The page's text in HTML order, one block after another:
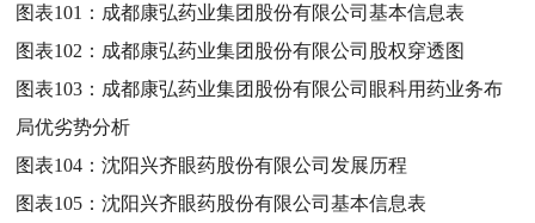
图表101： 成都康弘药业集团股份有限公司基本信息表
图表102： 成都康弘药业集团股份有限公司股权穿透图
图表103： 成都康弘药业集团股份有限公司眼科用药业务布
局优劣势分析
图表104：沈阳兴齐眼药股份有限公司发展历程
图表105：沈阳兴齐眼药股份有限公司基本信息表